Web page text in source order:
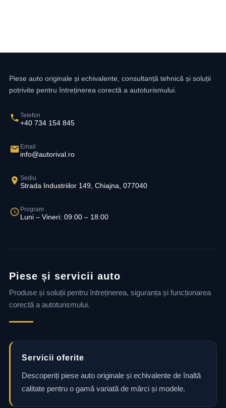
Piese auto originale și echivalente, consultanță tehnică și soluții
potrivite pentru întreținerea corectă a autoturismului.
Telefon
+40 734 154 845
Email
info@autorival.ro
Sediu
Strada Industriilor 149, Chiajna, 077040
Program
Luni – Vineri: 09:00 – 18:00
Piese și servicii auto
Produse și soluții pentru întreținerea, siguranța și funcționarea
corectă a autoturismului.
Servicii oferite
Descoperiți piese auto originale și echivalente de înaltă
calitate pentru o gamă variată de mărci și modele.